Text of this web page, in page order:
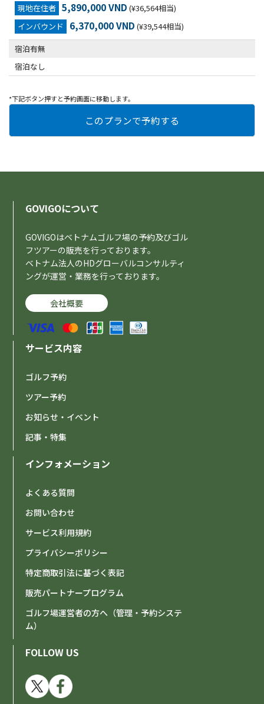
現地在住者 5,890,000 VND (¥36,564相当)
インバウンド
6,370,000 VND (¥39,544相当)
宿泊有無
宿泊なし
*下記ボタン押すと予約画面に移動します。
GOVIGOについて
GOVIGOはベトナムゴルフ場の予約及びゴル
フツアーの販売を行っております。
ベトナム法人のHDグローバルコンサルティ
ングが運営・業務を行っております。
会社概要
サービス内容
ゴルフ予約
ツアー予約
お知らせ・イベント
記事・特集
インフォメーション
よくある質問
お問い合わせ
サービス利用規約
プライバシーポリシー
特定商取引法に基づく表記
販売パートナープログラム
ゴルフ場運営者の方へ（管理・予約システ
ム）
FOLLOW US